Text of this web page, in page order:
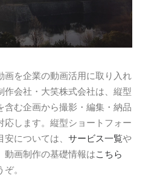
画を企業の動画活用に取り入れ
作会社・大笑株式会社は、縦型
含む企画から撮影・編集・納品
応します。縦型ショートフォー
については、 サービス一覧や
動画制作の基礎情報はこちら
。